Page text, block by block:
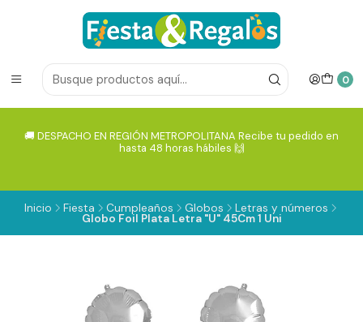
0
🚚 DESPACHO EN REGIÓN METROPOLITANA Recibe tu pedido en
hasta 48 horas hábiles 🙌
Inicio Fiesta Cumpleaños Globos Letras y números
Globo Foil Plata Letra "U" 45Cm 1 Uni